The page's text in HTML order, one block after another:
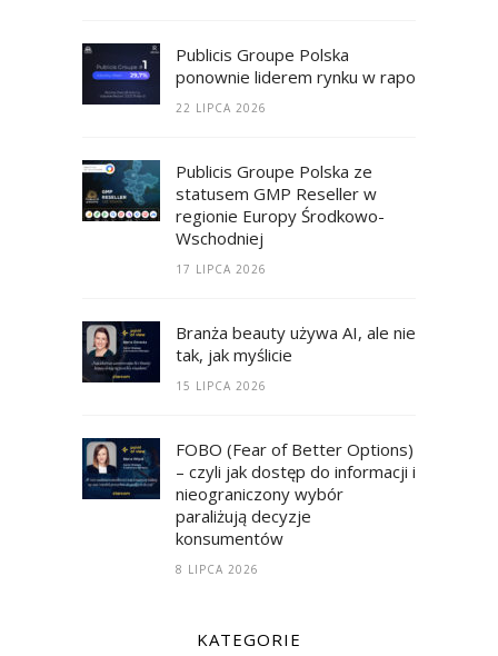
Publicis Groupe Polska
ponownie liderem rynku w raporcie
22 LIPCA 2026
Publicis Groupe Polska ze
statusem GMP Reseller w
regionie Europy Środkowo-
Wschodniej
17 LIPCA 2026
Branża beauty używa AI, ale nie
tak, jak myślicie
15 LIPCA 2026
FOBO (Fear of Better Options)
– czyli jak dostęp do informacji i
nieograniczony wybór
paraliżują decyzje
konsumentów
8 LIPCA 2026
KATEGORIE